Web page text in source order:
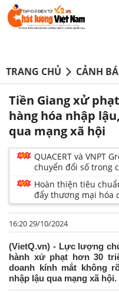
TRANG CHỦ CẢNH
Tiền Giang xử
hàng hóa nhập
qua mạng xã hội
QUACERT và VNPT
chuyển đổi số trong
Hoàn thiện tiêu
đẩy thương mại hóa
16:20 29/10/2024
(VietQ.vn) - Lực lượng
hành xử phạt hơn 30
doanh kính mắt không
nhập lậu qua mạng xã hội.